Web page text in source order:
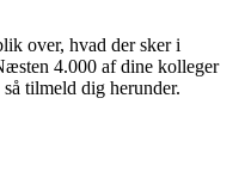
over, hvad der sker i
4.000 af dine kolleger
tilmeld dig herunder.